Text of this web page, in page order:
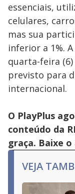
essenciais,
celulares,
mas sua
inferior a 1%.
quarta-feira
previsto para
internacional.
O PlayPlus
conteúdo da
graça. Baixe o
VEJA